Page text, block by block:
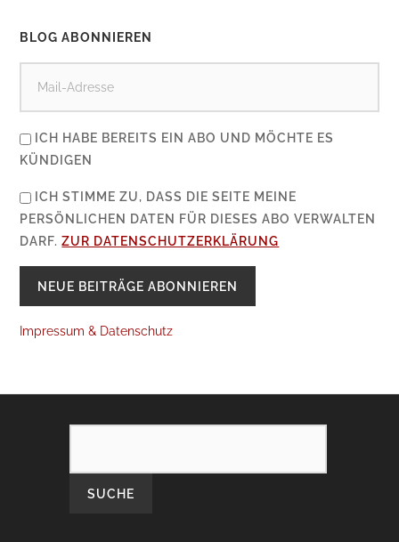
BLOG ABONNIEREN
ICH HABE BEREITS EIN ABO UND MÖCHTE ES
KÜNDIGEN
ICH STIMME ZU, DASS DIE SEITE MEINE
PERSÖNLICHEN DATEN FÜR DIESES ABO VERWALTEN
DARF.ZUR DATENSCHUTZERKLÄRUNG
Impressum & Datenschutz
SEARCH